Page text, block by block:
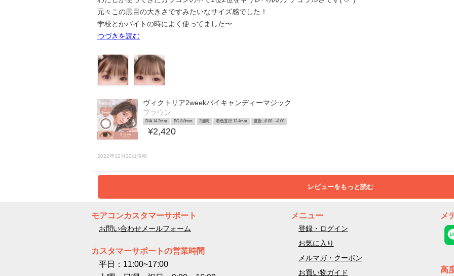
元々この黒目の大きさですみたいなサイズ感でした！
学校とかバイトの時によく使ってました〜
つづきを読む
ヴィクトリア2weekバイキャンディーマジック
ブラウン
DIA 14.2mm BC 8.8mm 2週間 着色直径 13.4mm 度数 ±0.00~ -8.00
¥2,420
2022年12月20日投稿
レビューをもっと読む
モアコンカスタマーサポート
お問い合わせメールフォーム
カスタマーサポートの営業時間
平日：11:00~17:00
メニュー
登録・ログイン
お気に入り
メルマガ・クーポン
お買い物ガイド
メ
高